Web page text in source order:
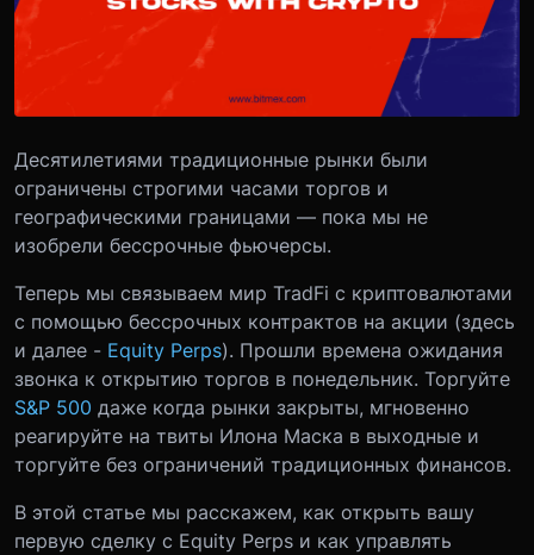
Десятилетиями традиционные рынки были
ограничены строгими часами торгов и
географическими границами — пока мы не
изобрели бессрочные фьючерсы.
Теперь мы связываем мир TradFi с криптовалютами
с помощью бессрочных контрактов на акции (здесь
и далее - Equity Perps). Прошли времена ожидания
звонка к открытию торгов в понедельник. Торгуйте
S&P 500 даже когда рынки закрыты, мгновенно
реагируйте на твиты Илона Маска в выходные и
торгуйте без ограничений традиционных финансов.
В этой статье мы расскажем, как открыть вашу
первую сделку с Equity Perps и как управлять